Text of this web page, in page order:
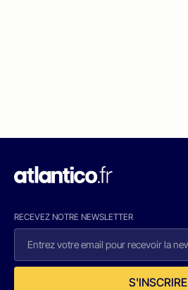
RECEVEZ NOTRE NEWSLETTER
S'INSCRIRE